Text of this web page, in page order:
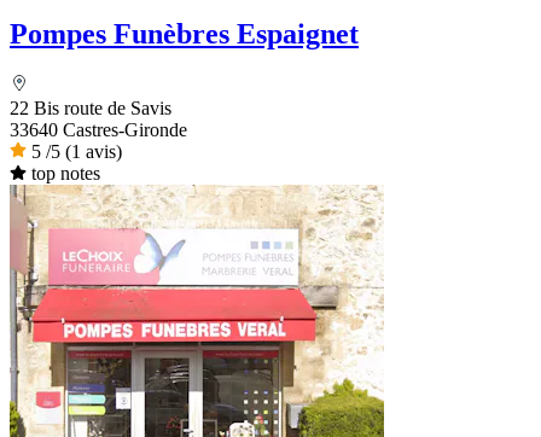
Pompes Funèbres Espaignet
22 Bis route de Savis
33640 Castres-Gironde
5 /5 (1 avis)
top notes